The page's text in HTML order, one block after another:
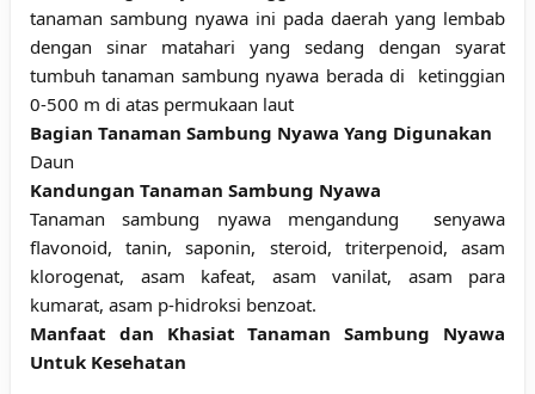
tanaman sambung nyawa ini pada daerah yang lembab
dengan sinar matahari yang sedang dengan syarat
tumbuh tanaman sambung nyawa berada di
ketinggian
0-500 m di atas permukaan laut
Bagian Tanaman Sambung Nyawa Yang Digunakan
Daun
Kandungan Tanaman Sambung Nyawa
Tanaman sambung nyawa mengandung
senyawa
flavonoid, tanin, saponin, steroid, triterpenoid, asam
klorogenat, asam kafeat, asam vanilat, asam para
kumarat, asam p-hidroksi benzoat.
Manfaat dan Khasiat Tanaman Sambung Nyawa
Untuk Kesehatan